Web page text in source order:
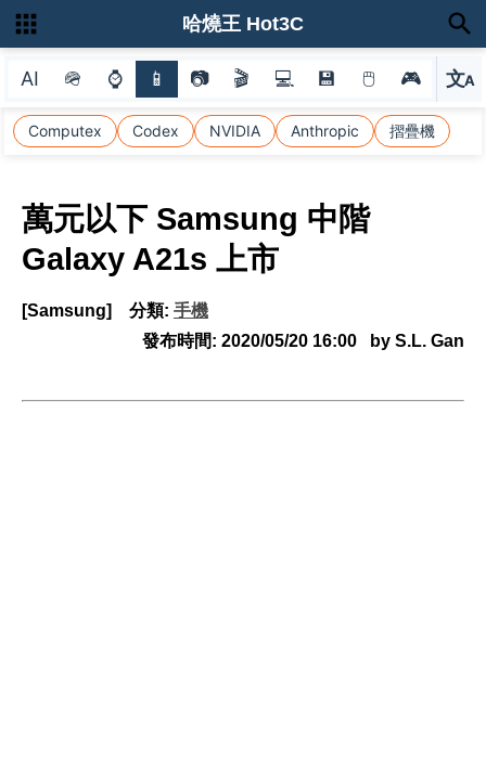
AI 🪖 ⌚ 📱 📷 🎬 💻 💾 🖱 🎮 文A
選
Computex Codex NVIDIA Anthropic 摺疊機
哈燒王 Hot3C
萬元以下 Samsung 中階
Galaxy A21s 上市
[Samsung] 分類: 手機
發布時間: 2020/05/20 16:00 by S.L. Gan